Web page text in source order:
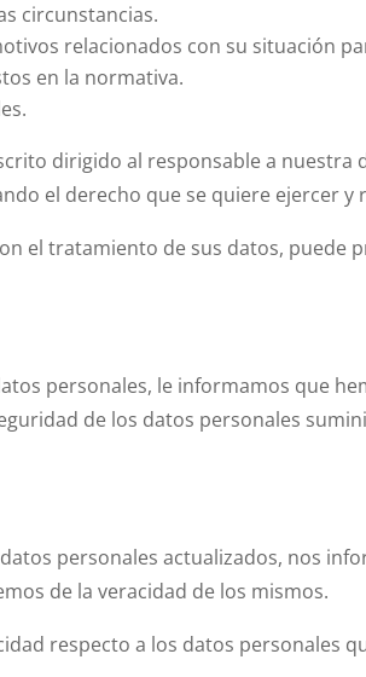
circunstancias.
relacionados con su situación
en la normativa.
dirigido al responsable a
el derecho que se quiere ejercer
el tratamiento de sus datos, puede
personales, le informamos que
de los datos personales
personales actualizados, nos
de la veracidad de los mismos.
respecto a los datos personales